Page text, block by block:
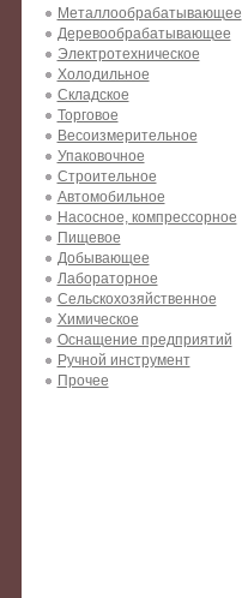
Металлообрабатывающее
Деревообрабатывающее
Электротехническое
Холодильное
Складское
Торговое
Весоизмерительное
Упаковочное
Строительное
Автомобильное
Насосное, компрессорное
Пищевое
Добывающее
Лабораторное
Сельскохозяйственное
Химическое
Оснащение предприятий
Ручной инструмент
Прочее